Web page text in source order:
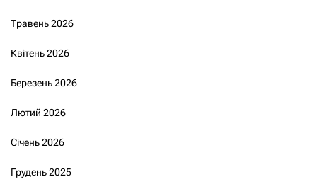
Травень 2026
Квітень 2026
Березень 2026
Лютий 2026
Січень 2026
Грудень 2025